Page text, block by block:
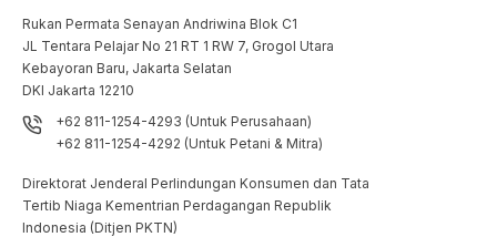
Rukan Permata Senayan Andriwina Blok C1
JL Tentara Pelajar No 21 RT 1 RW 7, Grogol Utara
Kebayoran Baru, Jakarta Selatan
DKI Jakarta 12210
+62 811-1254-4293 (Untuk Perusahaan)
+62 811-1254-4292 (Untuk Petani & Mitra)
Direktorat Jenderal Perlindungan Konsumen dan Tata
Tertib Niaga Kementrian Perdagangan Republik
Indonesia (Ditjen PKTN)